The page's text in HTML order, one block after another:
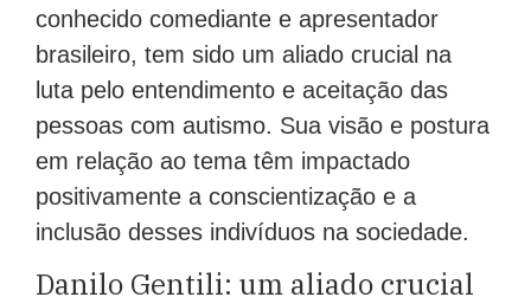
conhecido comediante e apresentador
brasileiro, tem sido um aliado crucial na
luta pelo entendimento e aceitação das
pessoas com autismo. Sua visão e postura
em relação ao tema têm impactado
positivamente a conscientização e a
inclusão desses indivíduos na sociedade.
Danilo Gentili: um aliado crucial